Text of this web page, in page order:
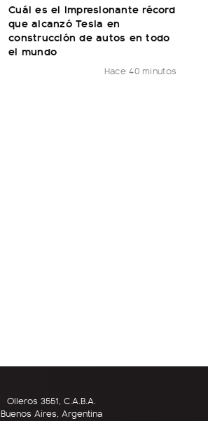
Cuál es el impresionante récord
que alcanzó Tesla en
construcción de autos en todo
el mundo
Hace 40 minutos
Olleros 3551, C.A.B.A.
Buenos Aires, Argentina